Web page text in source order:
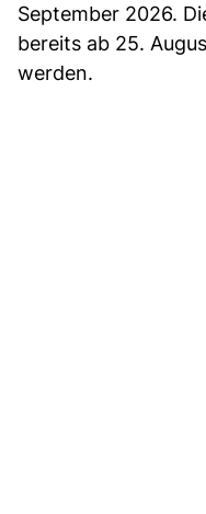
September 2026.
bereits ab 25.
werden.